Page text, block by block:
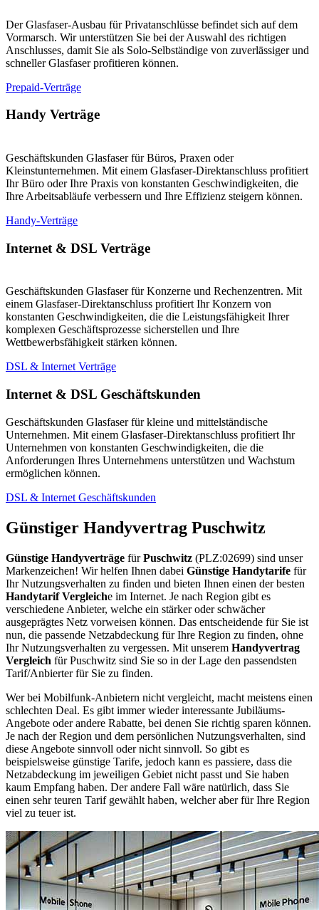
Der Glasfaser-Ausbau für Privatanschlüsse befindet sich auf dem
Vormarsch. Wir unterstützen Sie bei der Auswahl des richtigen
Anschlusses, damit Sie als Solo-Selbständige von zuverlässiger und
schneller Glasfaser profitieren können.
Prepaid-Verträge
Handy Verträge
Geschäftskunden Glasfaser für Büros, Praxen oder
Kleinstunternehmen. Mit einem Glasfaser-Direktanschluss profitiert
Ihr Büro oder Ihre Praxis von konstanten Geschwindigkeiten, die
Ihre Arbeitsabläufe verbessern und Ihre Effizienz steigern können.
Handy-Verträge
Internet & DSL Verträge
Geschäftskunden Glasfaser für Konzerne und Rechenzentren. Mit
einem Glasfaser-Direktanschluss profitiert Ihr Konzern von
konstanten Geschwindigkeiten, die die Leistungsfähigkeit Ihrer
komplexen Geschäftsprozesse sicherstellen und Ihre
Wettbewerbsfähigkeit stärken können.
DSL & Internet Verträge
Internet & DSL Geschäftskunden
Geschäftskunden Glasfaser für kleine und mittelständische
Unternehmen. Mit einem Glasfaser-Direktanschluss profitiert Ihr
Unternehmen von konstanten Geschwindigkeiten, die die
Anforderungen Ihres Unternehmens unterstützen und Wachstum
ermöglichen können.
DSL & Internet Geschäftskunden
Günstiger Handyvertrag Puschwitz
Günstige Handyverträge fürPuschwitz (PLZ:02699) sind unser
Markenzeichen! Wir helfen Ihnen dabei Günstige Handytarife für
Ihr Nutzungsverhalten zu finden und bieten Ihnen einen der besten
Handytarif Vergleiche im Internet. Je nach Region gibt es
verschiedene Anbieter, welche ein stärker oder schwächer
ausgeprägtes Netz vorweisen können. Das entscheidende für Sie ist
nun, die passende Netzabdeckung für Ihre Region zu finden, ohne
Ihr Nutzungsverhalten zu vergessen. Mit unserem Handyvertrag
Vergleich für Puschwitz sind Sie so in der Lage den passendsten
Tarif/Anbierter für Sie zu finden.
Wer bei Mobilfunk-Anbietern nicht vergleicht, macht meistens einen
schlechten Deal. Es gibt immer wieder interessante Jubiläums-
Angebote oder andere Rabatte, bei denen Sie richtig sparen können.
Je nach der Region und dem persönlichen Nutzungsverhalten, sind
diese Angebote sinnvoll oder nicht sinnvoll. So gibt es
beispielsweise günstige Tarife, jedoch kann es passiere, dass die
Netzabdeckung im jeweiligen Gebiet nicht passt und Sie haben
kaum Empfang haben. Der andere Fall wäre natürlich, dass Sie
einen sehr teuren Tarif gewählt haben, welcher aber für Ihre Region
viel zu teuer ist.